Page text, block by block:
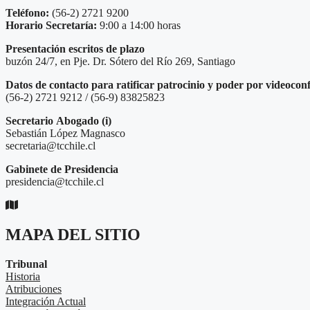
Teléfono: (56-2) 2721 9200
Horario Secretaría: 9:00 a 14:00 horas
Presentación escritos de plazo
buzón 24/7, en Pje. Dr. Sótero del Río 269, Santiago
Datos de contacto para ratificar patrocinio y poder por
(56-2) 2721 9212 / (56-9) 83825823
Secretario Abogado (i)
Sebastián López Magnasco
secretaria@tcchile.cl
Gabinete de Presidencia
presidencia@tcchile.cl
MAPA DEL SITIO
Tribunal
Historia
Atribuciones
Integración Actual